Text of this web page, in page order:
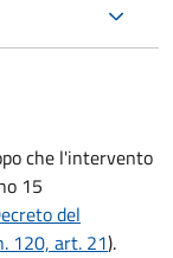
che l'intervento
15
del
120, art. 21).